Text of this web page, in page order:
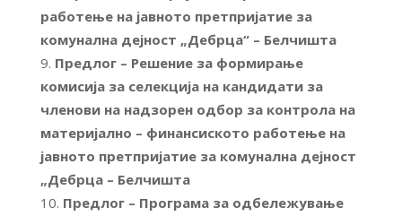
работење на јавното претпријатие за
комунална дејност „Дебрца“ – Белчишта
Предлог – Решение за формирање
комисија за селекција на кандидати за
членови на надзорен одбор за контрола на
материјално – финансиското работење на
јавното претпријатие за комунална дејност
„Дебрца – Белчишта
Предлог – Програма за одбележување